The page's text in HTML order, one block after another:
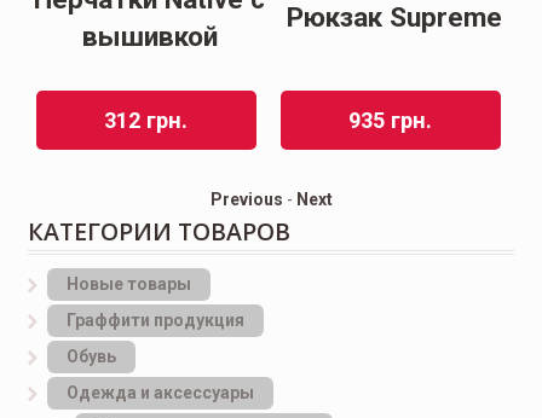
вышивкой
312 грн.
Рюкзак Supreme
935 грн.
Previous - Next
КАТЕГОРИИ ТОВАРОВ
Новые товары
Граффити продукция
Обувь
Одежда и аксессуары